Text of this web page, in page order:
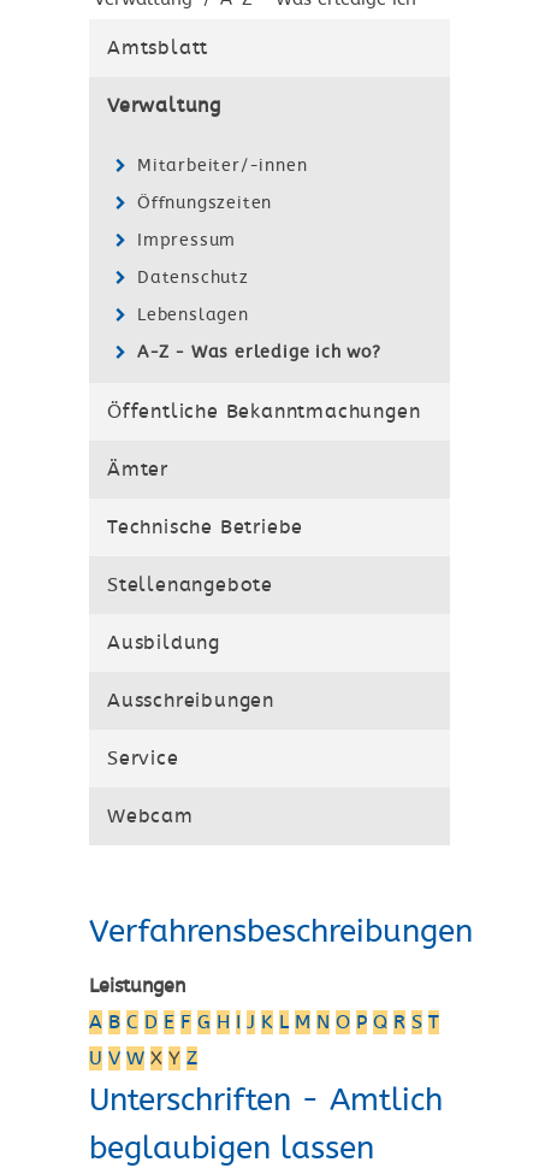
Amtsblatt
Verwaltung
Mitarbeiter/-innen
Öffnungszeiten
Impressum
Datenschutz
Lebenslagen
A-Z - Was erledige ich wo?
Öffentliche Bekanntmachungen
Ämter
Technische Betriebe
Stellenangebote
Ausbildung
Ausschreibungen
Service
Webcam
Verfahrensbeschreibungen
Leistungen
A B C D E F G H I J K L M N O P Q R S T
U V W X Y Z
Unterschriften - Amtlich
beglaubigen lassen